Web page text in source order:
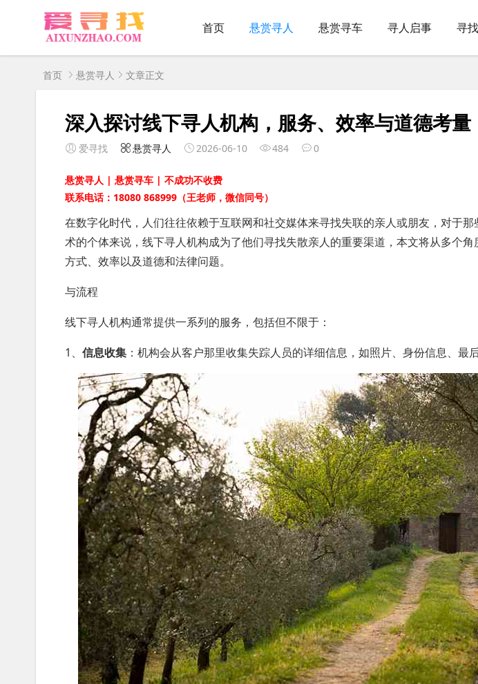
首页 悬赏寻人 悬赏寻车 寻人启事 寻
首页 悬赏寻人 文章正文
深入探讨线下寻人机构，服务、效率与道德考量
爱寻找 悬赏寻人 2026-06-10 484 0
悬赏寻人 | 悬赏寻车 | 不成功不收费
联系电话：18080 868999（王老师，微信同号）
在数字化时代，人们往往依赖于互联网和社交媒体来寻找失联的亲人或朋友，对于
术的个体来说，线下寻人机构成为了他们寻找失散亲人的重要渠道，本文将从多个
方式、效率以及道德和法律问题。
与流程
线下寻人机构通常提供一系列的服务，包括但不限于：
1、 信息收集 ：机构会从客户那里收集失踪人员的详细信息，如照片、身份信息、最